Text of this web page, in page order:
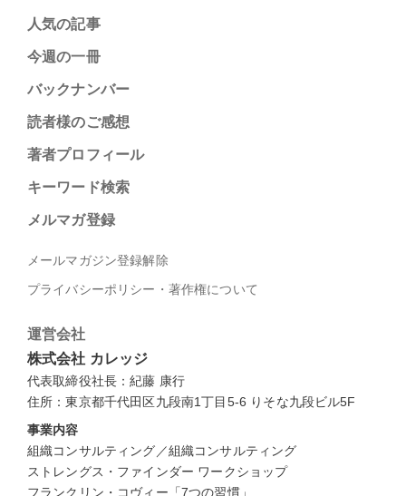
人気の記事
今週の一冊
バックナンバー
読者様のご感想
著者プロフィール
キーワード検索
メルマガ登録
メールマガジン登録解除
プライバシーポリシー・著作権について
運営会社
株式会社 カレッジ
代表取締役社長：紀藤 康行
住所：東京都千代田区九段南1丁目5-6 りそな九段ビル5F
事業内容
組織コンサルティング／組織コンサルティング
ストレングス・ファインダー ワークショップ
フランクリン・コヴィー「7つの習慣」